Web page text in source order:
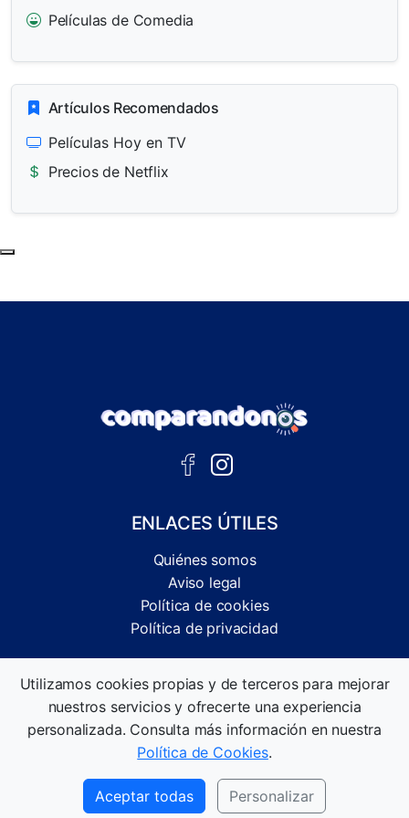
Películas de Comedia
Artículos Recomendados
Películas Hoy en TV
Precios de Netflix
ENLACES ÚTILES
Quiénes somos
Aviso legal
Política de cookies
Política de privacidad
informativas.
©2026 Comparandonos. Todos los derechos reservados.
Utilizamos cookies propias y de terceros para mejorar
nuestros servicios y ofrecerte una experiencia
personalizada. Consulta más información en nuestra
Política de Cookies.
Aceptar todas Personalizar